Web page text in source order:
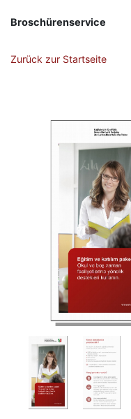
Broschürenservice
Zurück zur Startseite